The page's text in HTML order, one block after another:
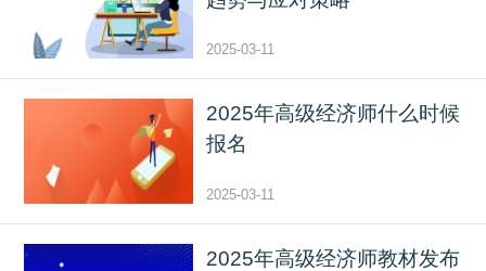
2025-03-11
2025年高级经济师什么时候
报名
2025-03-11
2025年高级经济师教材发布